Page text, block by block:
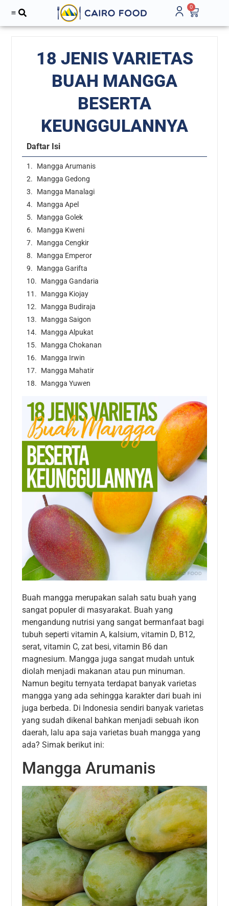
0
18 JENIS VARIETAS
BUAH MANGGA
BESERTA
KEUNGGULANNYA
Daftar Isi
Mangga Arumanis
Mangga Gedong
Mangga Manalagi
Mangga Apel
Mangga Golek
Mangga Kweni
Mangga Cengkir
Mangga Emperor
Mangga Garifta
Mangga Gandaria
Mangga Kiojay
Mangga Budiraja
Mangga Saigon
Mangga Alpukat
Mangga Chokanan
Mangga Irwin
Mangga Mahatir
Mangga Yuwen
Buah mangga merupakan salah satu buah yang
sangat populer di masyarakat. Buah yang
mengandung nutrisi yang sangat bermanfaat bagi
tubuh seperti vitamin A, kalsium, vitamin D, B12,
serat, vitamin C, zat besi, vitamin B6 dan
magnesium. Mangga juga sangat mudah untuk
diolah menjadi makanan atau pun minuman.
Namun begitu ternyata terdapat banyak varietas
mangga yang ada sehingga karakter dari buah ini
juga berbeda. Di Indonesia sendiri banyak varietas
yang sudah dikenal bahkan menjadi sebuah ikon
daerah, lalu apa saja varietas buah mangga yang
ada? Simak berikut ini:
Mangga Arumanis